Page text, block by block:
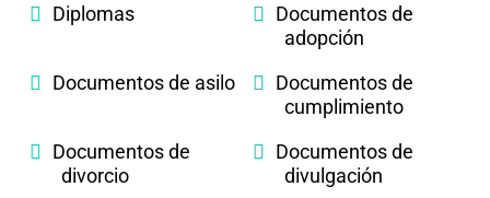
Diplomas
Documentos de
adopción
Documentos de asilo
Documentos de
cumplimiento
Documentos de
divorcio
Documentos de
divulgación